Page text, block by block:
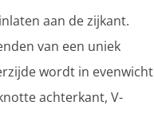
aan de zijkant.
van een uniek
wordt in evenwicht
achterkant, V-